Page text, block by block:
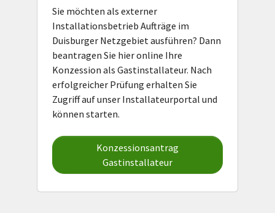
Sie möchten als externer
Installationsbetrieb Aufträge im
Duisburger Netzgebiet ausführen? Dann
beantragen Sie hier online Ihre
Konzession als Gastinstallateur. Nach
erfolgreicher Prüfung erhalten Sie
Zugriff auf unser Installateurportal und
können starten.
Konzessionsantrag
Gastinstallateur